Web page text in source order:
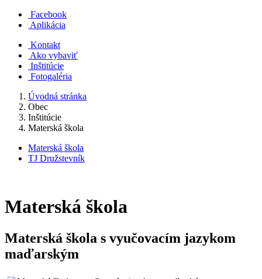
Facebook
Aplikácia
Kontakt
Ako vybaviť
Inštitúcie
Fotogaléria
Úvodná stránka
Obec
Inštitúcie
Materská škola
Materská škola
TJ Družstevník
Materská škola
Materská škola s vyučovacím jazykom
maďarským